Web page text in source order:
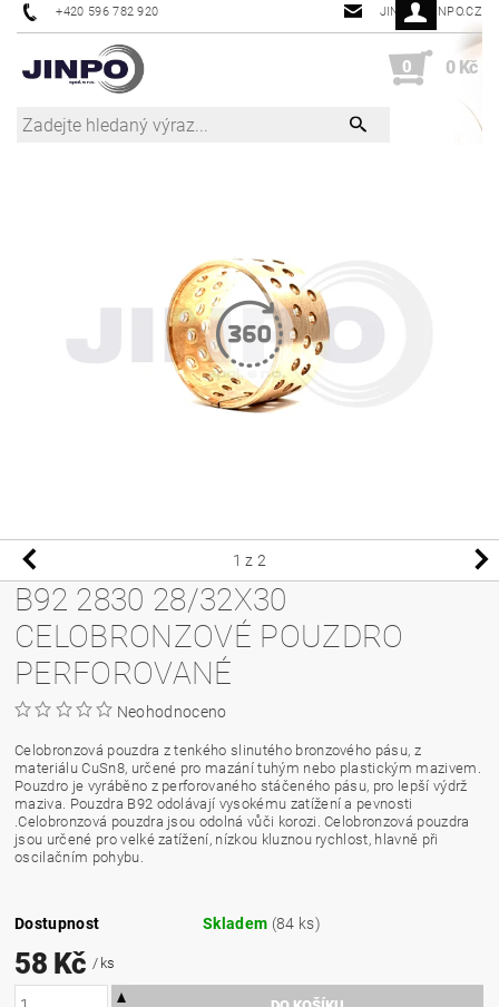
+420 596 782 920 JINPO@JINPO.CZ
0 0 Kč
1 z 2
B92 2830 28/32X30
CELOBRONZOVÉ POUZDRO
PERFOROVANÉ
Neohodnoceno
Celobronzová pouzdra z tenkého slinutého bronzového pásu, z
materiálu CuSn8, určené pro mazání tuhým nebo plastickým mazivem.
Pouzdro je vyráběno z perforovaného stáčeného pásu, pro lepší výdrž
maziva. Pouzdra B92 odolávají vysokému zatížení a pevnosti
.Celobronzová pouzdra jsou odolná vůči korozi. Celobronzová pouzdra
jsou určené pro velké zatížení, nízkou kluznou rychlost, hlavně při
oscilačním pohybu.
Dostupnost Skladem (84 ks)
58 Kč/ ks